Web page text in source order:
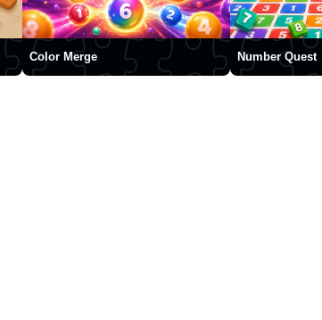
Color Merge Number Quest